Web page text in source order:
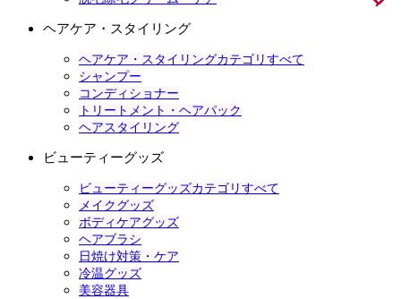
ヘアケア・スタイリング
ヘアケア・スタイリングカテゴリすべて
シャンプー
コンディショナー
トリートメント・ヘアパック
ヘアスタイリング
ビューティーグッズ
ビューティーグッズカテゴリすべて
メイクグッズ
ボディケアグッズ
ヘアブラシ
日焼け対策・ケア
冷温グッズ
美容器具